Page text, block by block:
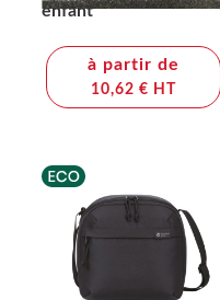
enfant
à partir de
10,62 € HT